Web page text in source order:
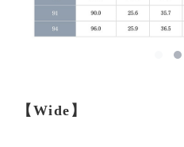
【Wide】